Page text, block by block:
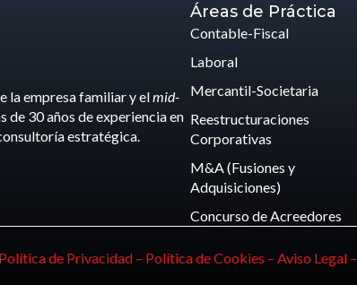
la empresa familiar y elmid-
de 30 años de experiencia en
estratégica.
Áreas de Práctica
Contable-Fiscal
Laboral
Mercantil-Societaria
Reestructuraciones
Corporativas
M&A (Fusiones y
Adquisiciones)
Concurso de Acreedores
Política de Privacidad – Política de Cookies – Aviso Legal –